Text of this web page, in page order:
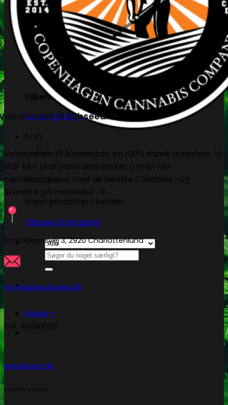
PH måling
EC måling
Co2 måling og kontrol
Temperatur og fugtighedsmålere
Målebægere og sprays
Tilbehør
Tape og fastgørelse
Ingen produkter i kurven.
Tilbage til shoppen
Søg
efter:
Kasse +
til Subseed.dk
Velkommen til Subseed.dk, en 100% dansk Webshop. Vi
står klar til at indfri dine ønsker om en fed
cannabissæson, med de bedste Cannabis -og
Skunkfrø på markedet <3
Schioldannsvej 3, 2920 Charlottenlund
Kontakt@subseed.dk
Cvr: 40690956
@subseed.dk